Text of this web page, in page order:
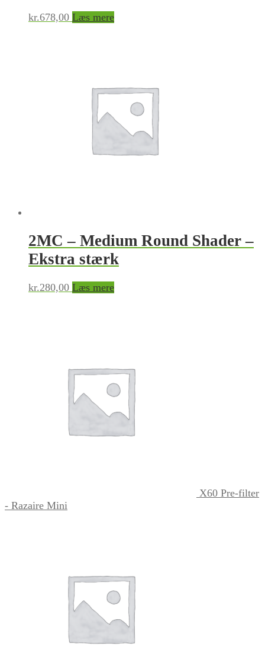
kr.678,00 Læs mere
2MC – Medium Round Shader –
Ekstra stærk
kr.280,00 Læs mere
X60 Pre-filter
- Razaire Mini